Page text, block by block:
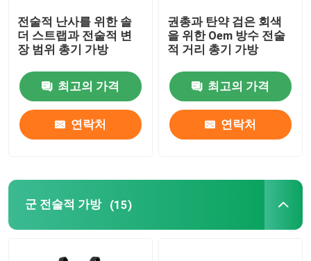
우리 에 관한 것
공장 투어
품질 관리
뉴스
전술적 난사를 위한 솔
더 스트랩과 전술적 변
장 범위 총기 가방
최고의 가격
연락처
권총과 탄약 검은 회색
을 위한 Oem 방수 전술
적 거리 총기 가방
최고의 가격
연락처
군 전술적 가방 (15)